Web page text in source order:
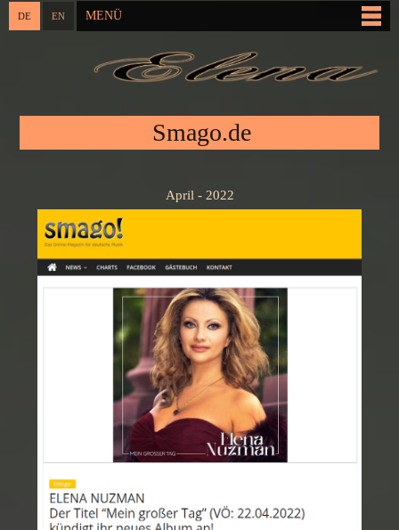
zum
Inhalt
DE EN MENÜ
Smago.de
April - 2022